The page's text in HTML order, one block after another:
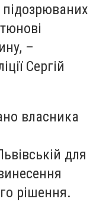
–
Сергій
власника
для
рішення.